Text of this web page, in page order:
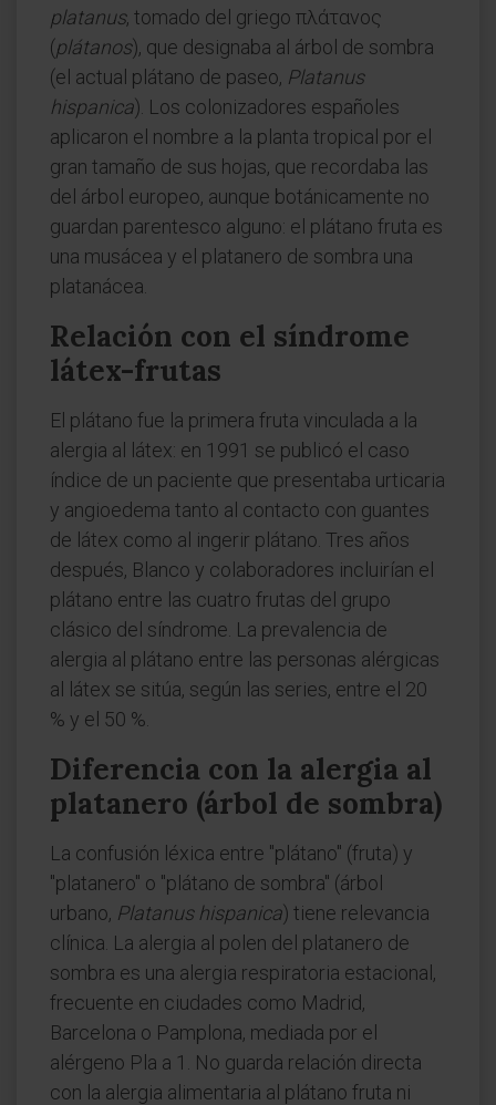
platanus, tomado del griego πλάτανος
(plátanos), que designaba al árbol de sombra
(el actual plátano de paseo, Platanus
hispanica). Los colonizadores españoles
aplicaron el nombre a la planta tropical por el
gran tamaño de sus hojas, que recordaba las
del árbol europeo, aunque botánicamente no
guardan parentesco alguno: el plátano fruta es
una musácea y el platanero de sombra una
platanácea.
Relación con el síndrome
látex-frutas
El plátano fue la primera fruta vinculada a la
alergia al látex: en 1991 se publicó el caso
índice de un paciente que presentaba urticaria
y angioedema tanto al contacto con guantes
de látex como al ingerir plátano. Tres años
después, Blanco y colaboradores incluirían el
plátano entre las cuatro frutas del grupo
clásico del síndrome. La prevalencia de
alergia al plátano entre las personas alérgicas
al látex se sitúa, según las series, entre el 20
% y el 50 %.
Diferencia con la alergia al
platanero (árbol de sombra)
La confusión léxica entre "plátano" (fruta) y
"platanero" o "plátano de sombra" (árbol
urbano, Platanus hispanica) tiene relevancia
clínica. La alergia al polen del platanero de
sombra es una alergia respiratoria estacional,
frecuente en ciudades como Madrid,
Barcelona o Pamplona, mediada por el
alérgeno Pla a 1. No guarda relación directa
con la alergia alimentaria al plátano fruta ni